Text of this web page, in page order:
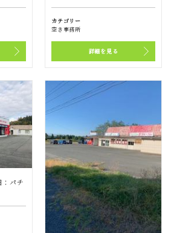
カテゴリー
空き事務所
詳細を見る
パチ